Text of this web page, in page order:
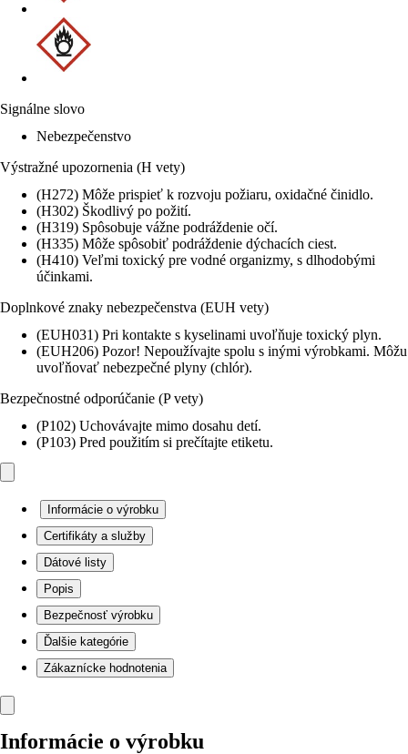
Signálne slovo
Nebezpečenstvo
Výstražné upozornenia (H vety)
(H272) Môže prispieť k rozvoju požiaru, oxidačné činidlo.
(H302) Škodlivý po požití.
(H319) Spôsobuje vážne podráždenie očí.
(H335) Môže spôsobiť podráždenie dýchacích ciest.
(H410) Veľmi toxický pre vodné organizmy, s dlhodobými
účinkami.
Doplnkové znaky nebezpečenstva (EUH vety)
(EUH031) Pri kontakte s kyselinami uvoľňuje toxický plyn.
(EUH206) Pozor! Nepoužívajte spolu s inými výrobkami. Môžu
uvoľňovať nebezpečné plyny (chlór).
Bezpečnostné odporúčanie (P vety)
(P102) Uchovávajte mimo dosahu detí.
(P103) Pred použitím si prečítajte etiketu.
Informácie o výrobku
Certifikáty a služby
Dátové listy
Popis
Bezpečnosť výrobku
Ďalšie kategórie
Zákaznícke hodnotenia
Informácie o výrobku